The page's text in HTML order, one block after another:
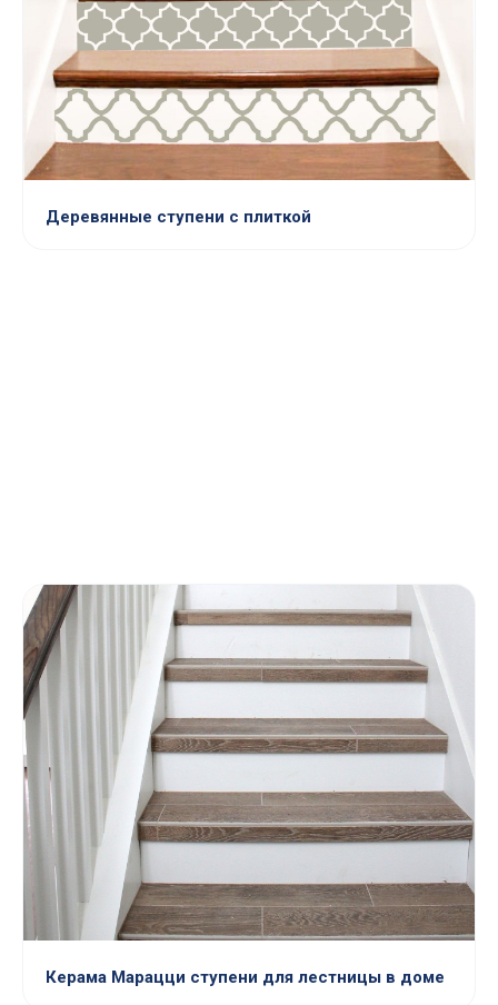
Деревянные ступени с плиткой
Керама Марацци ступени для лестницы в доме